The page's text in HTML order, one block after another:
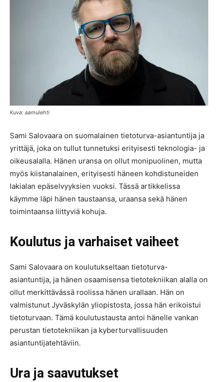
Kuva: aamulehti
Sami Salovaara on suomalainen tietoturva-asiantuntija ja
yrittäjä, joka on tullut tunnetuksi erityisesti teknologia- ja
oikeusalalla. Hänen uransa on ollut monipuolinen, mutta
myös kiistanalainen, erityisesti häneen kohdistuneiden
lakialan epäselvyyksien vuoksi. Tässä artikkelissa
käymme läpi hänen taustaansa, uraansa sekä hänen
toimintaansa liittyviä kohuja.
Koulutus ja varhaiset vaiheet
Sami Salovaara on koulutukseltaan tietoturva-
asiantuntija, ja hänen osaamisensa tietotekniikan alalla on
ollut merkittävässä roolissa hänen urallaan. Hän on
valmistunut Jyväskylän yliopistosta, jossa hän erikoistui
tietoturvaan. Tämä koulutustausta antoi hänelle vankan
perustan tietotekniikan ja kyberturvallisuuden
asiantuntijatehtäviin.
Ura ja saavutukset